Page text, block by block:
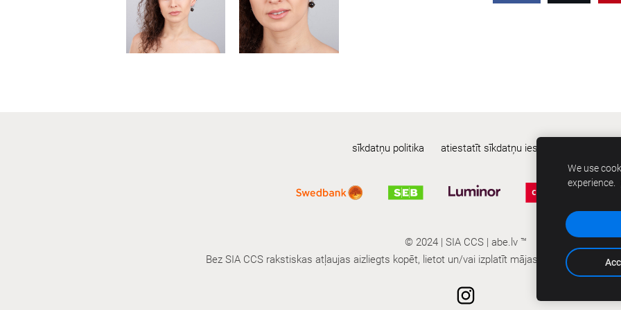
sīkdatņu politika atiestatīt sīkdatņu iestatījumus
© 2024 | SIA CCS | abe.lv ™
Bez SIA CCS rakstiskas atļaujas aizliegts kopēt, lietot un/vai izplatīt mājas lapā iekļautās
We use
experience.